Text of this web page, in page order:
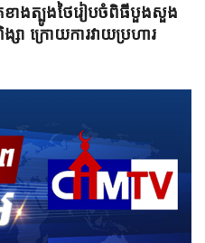
ខាងត្បូងថៃរៀបចំពិធីបួងសួង
ា ក្រោយការវាយប្រហារ